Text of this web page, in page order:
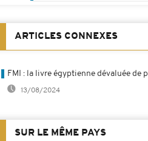
ARTICLES CONNEXES
FMI : la livre égyptienne dévaluée de
13/08/2024
SUR LE MÊME PAYS